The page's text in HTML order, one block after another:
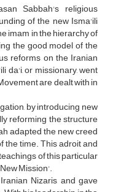
Sabbah's religious
of the new Isma'ili
imam in the hierarchy of
the good model of the
reforms on the Iranian
da'i, or missionary, went
are dealt with in
by introducing new
reforming the structure
adapted the new creed
the time. This adroit and
of this particular
missionary to become known as the ٹ New Mission'.
Nizaris and gave